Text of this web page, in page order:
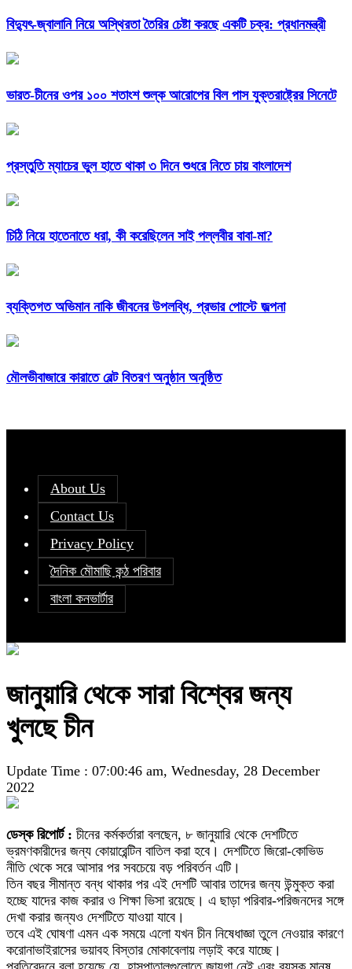
বিদ্যুৎ-জ্বালানি নিয়ে অস্থিরতা তৈরির চেষ্টা করছে একটি চক্র: প্রধানমন্ত্রী
ভারত-চীনের ওপর ১০০ শতাংশ শুল্ক আরোপের বিল পাস যুক্তরাষ্ট্রের সিনেটে
প্রস্তুতি ম্যাচের ভুল হাতে থাকা ৩ দিনে শুধরে নিতে চায় বাংলাদেশ
চিঠি নিয়ে হাতেনাতে ধরা, কী করেছিলেন সাই পল্লবীর বাবা-মা?
ব্যক্তিগত অভিমান নাকি জীবনের উপলব্ধি, প্রভার পোস্টে জল্পনা
মৌলভীবাজারে কারাতে বেল্ট বিতরণ অনুষ্ঠান অনুষ্ঠিত
About Us
Contact Us
Privacy Policy
দৈনিক মৌমাছি কন্ঠ পরিবার
বাংলা কনভার্টার
জানুয়ারি থেকে সারা বিশ্বের জন্য
খুলছে চীন
Update Time : 07:00:46 am, Wednesday, 28 December
2022
ডেস্ক রিপোর্ট : চীনের কর্মকর্তারা বলছেন, ৮ জানুয়ারি থেকে দেশটিতে
ভ্রমণকারীদের জন্য কোয়ারেন্টিন বাতিল করা হবে। দেশটিতে জিরো-কোভিড
নীতি থেকে সরে আসার পর সবচেয়ে বড় পরিবর্তন এটি।
তিন বছর সীমান্ত বন্ধ থাকার পর এই দেশটি আবার তাদের জন্য উন্মুক্ত করা
হচ্ছে যাদের কাজ করার ও শিক্ষা ভিসা রয়েছে। এ ছাড়া পরিবার-পরিজনদের সঙ্গে
দেখা করার জন্যও দেশটিতে যাওয়া যাবে।
তবে এই ঘোষণা এমন এক সময়ে এলো যখন চীন নিষেধাজ্ঞা তুলে নেওয়ার কারণে
করোনাভাইরাসের ভয়াবহ বিস্তার মোকাবেলায় লড়াই করে যাচ্ছে।